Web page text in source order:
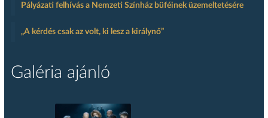
Pályázati felhívás a Nemzeti Színház büféinek üzemeltetésére
„A kérdés csak az volt, ki lesz a királynő”
Galéria ajánló